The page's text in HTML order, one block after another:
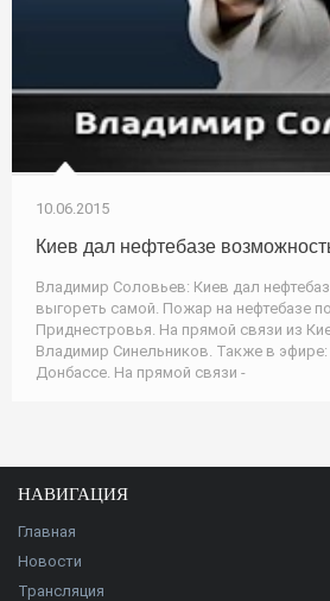
10.06.2015
Киев дал нефтебазе
Владимир Соловьев: Киев дал
выгореть самой. Пожар на нефтебазе
Приднестровья. На прямой связи из
Владимир Синельников. Также в
Донбассе. На прямой связи -
НАВИГАЦИЯ
Главная
Новости
Трансляция